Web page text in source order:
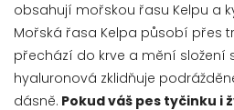
obsahují mořskou řasu Kelpu a
Mořská řasa Kelpa působí přes
přechází do krve a mění složení
hyaluronová zklidňuje
dásně. Pokud váš pes tyčinku i